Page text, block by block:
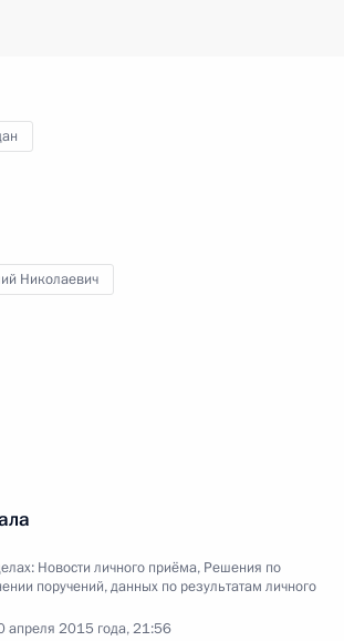
Николаевич
Новости личного приёма, Решения по
поручений, данных по результатам личного
апреля 2015 года, 21:56